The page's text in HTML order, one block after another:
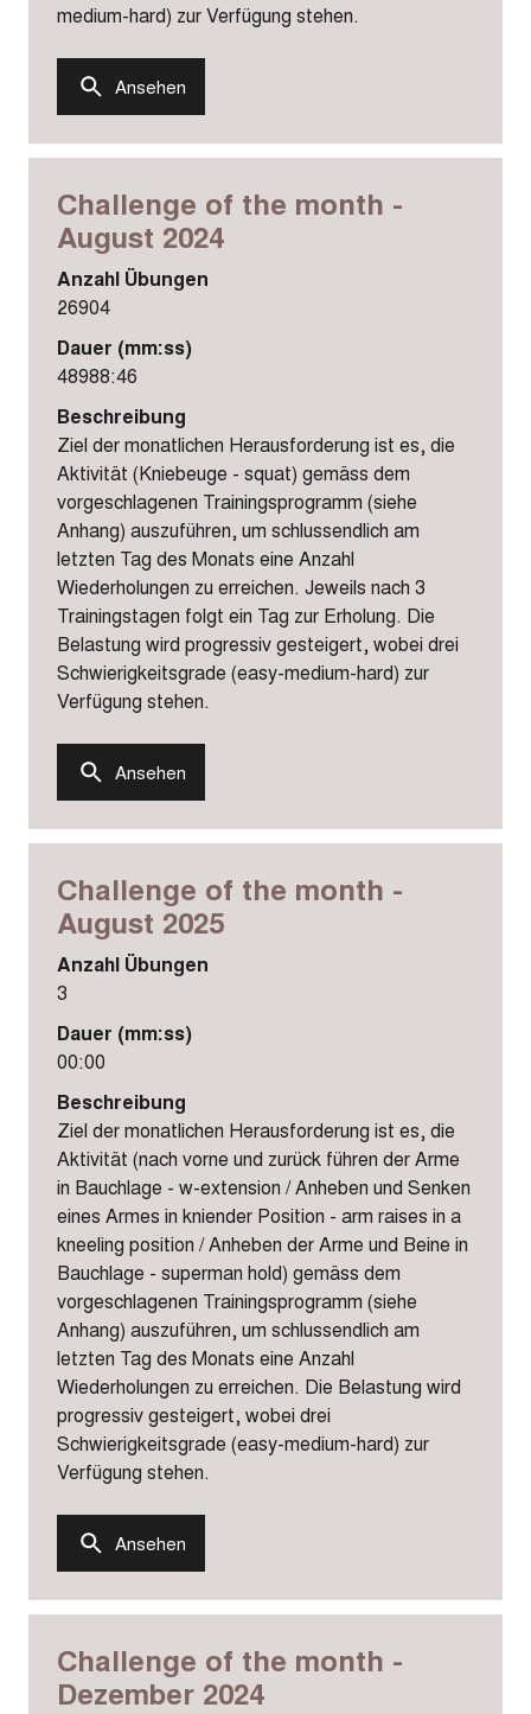
medium-hard) zur Verfügung stehen.
Ansehen
Challenge of the month -
August 2024
Anzahl Übungen
26904
Dauer (mm:ss)
48988:46
Beschreibung
Ziel der monatlichen Herausforderung ist es, die
Aktivität (Kniebeuge - squat) gemäss dem
vorgeschlagenen Trainingsprogramm (siehe
Anhang) auszuführen, um schlussendlich am
letzten Tag des Monats eine Anzahl
Wiederholungen zu erreichen. Jeweils nach 3
Trainingstagen folgt ein Tag zur Erholung. Die
Belastung wird progressiv gesteigert, wobei drei
Schwierigkeitsgrade (easy-medium-hard) zur
Verfügung stehen.
Ansehen
Challenge of the month -
August 2025
Anzahl Übungen
3
Dauer (mm:ss)
00:00
Beschreibung
Ziel der monatlichen Herausforderung ist es, die
Aktivität (nach vorne und zurück führen der Arme
in Bauchlage - w-extension / Anheben und Senken
eines Armes in kniender Position - arm raises in a
kneeling position / Anheben der Arme und Beine in
Bauchlage - superman hold) gemäss dem
vorgeschlagenen Trainingsprogramm (siehe
Anhang) auszuführen, um schlussendlich am
letzten Tag des Monats eine Anzahl
Wiederholungen zu erreichen. Die Belastung wird
progressiv gesteigert, wobei drei
Schwierigkeitsgrade (easy-medium-hard) zur
Verfügung stehen.
Ansehen
Challenge of the month -
Dezember 2024